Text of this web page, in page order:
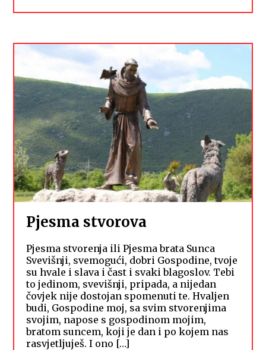
Pjesma stvorova
Pjesma stvorenja ili Pjesma brata Sunca
Svevišnji, svemogući, dobri Gospodine, tvoje
su hvale i slava i čast i svaki blagoslov. Tebi
to jedinom, svevišnji, pripada, a nijedan
čovjek nije dostojan spomenuti te. Hvaljen
budi, Gospodine moj, sa svim stvorenjima
svojim, napose s gospodinom mojim,
bratom suncem, koji je dan i po kojem nas
rasvjetljuješ. I ono […]